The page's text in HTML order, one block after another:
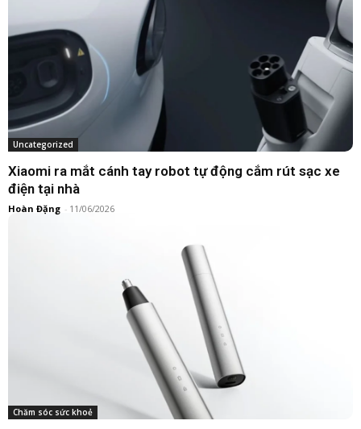
Uncategorized
Xiaomi ra mắt cánh tay robot tự động cắm rút sạc xe
điện tại nhà
Hoàn Đặng - 11/06/2026
Chăm sóc sức khoẻ